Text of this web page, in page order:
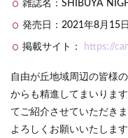
雑誌名：SHIBUYA
発売日：2021年8月15
掲載サイト： https://
自由が丘地域周辺の皆様
からも精進してまいりま
てご紹介させていただき
よろしくお願いいたします